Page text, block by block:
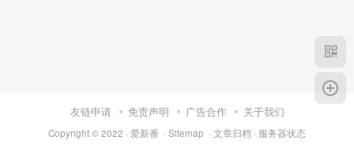
友链申请 免责声明 广告合作 关于我们
Copyright © 2022 · 爱新番 · Sitemap · 文章归档 · 服务器状态